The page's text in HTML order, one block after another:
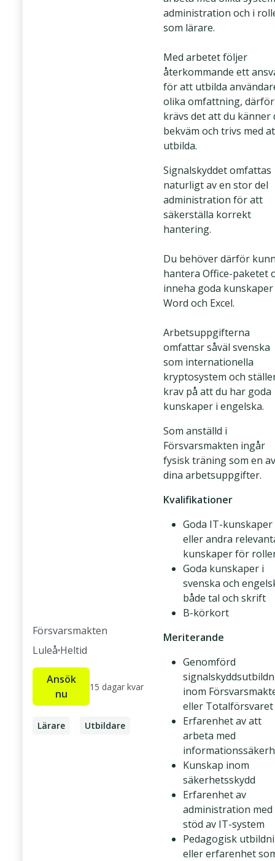
Försvarsmakten
Luleå Heltid
Ansök
nu
15 dagar kvar
Lärare
Utbildare
administration och i
som lärare.
Med arbetet följer
återkommande ett
för att utbilda
olika omfattning, därför
krävs det att du känner
bekväm och trivs med
utbilda.
Signalskyddet omfattas
naturligt av en stor del
administration för att
säkerställa korrekt
hantering.
Du behöver därför
hantera Office-paketet
inneha goda
Word och Excel.
Arbetsuppgifterna
omfattar såväl svenska
som internationella
kryptosystem och
krav på att du har goda
kunskaper i engelska.
Som anställd i
Försvarsmakten ingår
fysisk träning som en av
dina arbetsuppgifter.
Kvalifikationer
Goda IT-kunskaper
eller andra
kunskaper för
Goda kunskaper i
svenska och
både tal och skrift
B-körkort
Meriterande
Genomförd
inom
eller Totalförsvaret
Erfarenhet av att
arbeta med
Kunskap inom
säkerhetsskydd
Erfarenhet av
administration med
stöd av IT-system
Pedagogisk
eller erfarenhet